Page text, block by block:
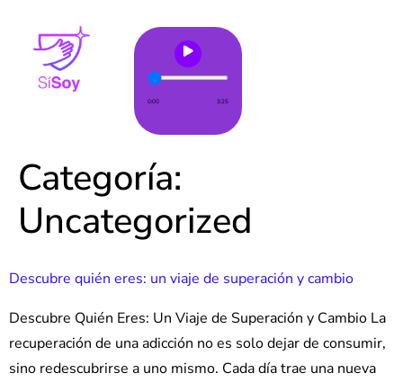
Categoría:
Uncategorized
Descubre quién eres: un viaje de superación y cambio
Descubre Quién Eres: Un Viaje de Superación y Cambio La
recuperación de una adicción no es solo dejar de consumir,
sino redescubrirse a uno mismo. Cada día trae una nueva
0:00 3:25